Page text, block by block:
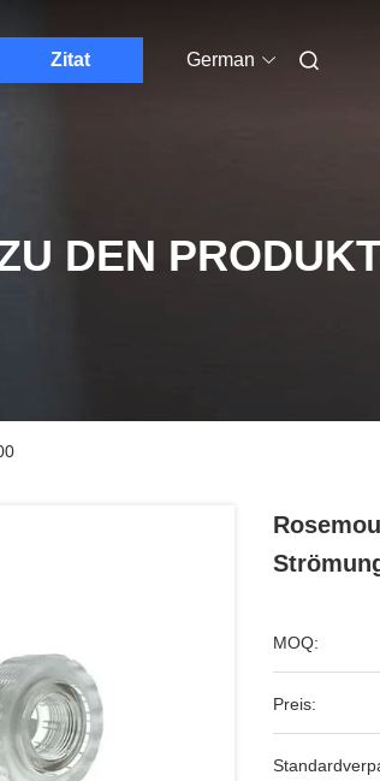
Zitat German
DEN
MOQ:
Preis: